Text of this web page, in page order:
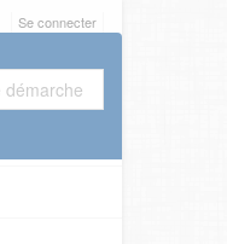
Se connecter